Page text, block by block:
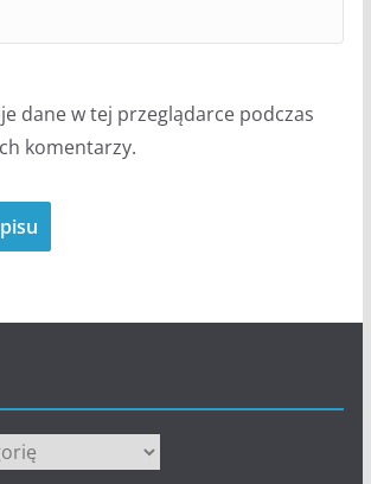
dane w tej przeglądarce podczas
komentarzy.